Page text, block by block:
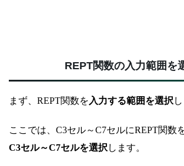
REPT関数の入力範囲を
まず、REPT関数を 入力する範囲を選択
ここでは、C3セル～C7セルにREPT関数
C3セル～C7セルを選択 します。